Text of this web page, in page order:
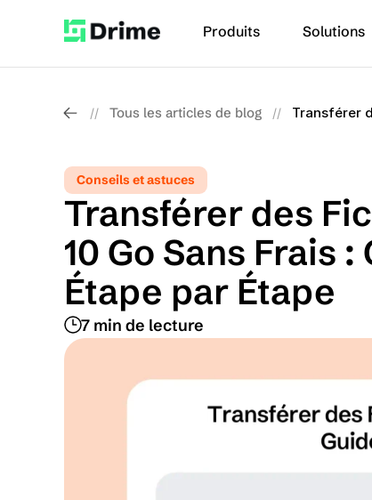
// Tous les articles de blog // Transférer
Conseils et astuces
Transférer des
10 Go Sans Frais :
Étape par Étape
7 min de lecture
Produits Solutions